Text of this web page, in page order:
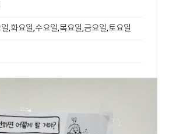
,화요일,수요일,목요일,금요일,토요일